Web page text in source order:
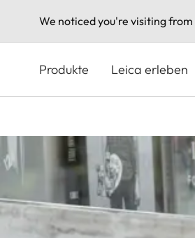
We noticed you're visiting from
Produkte Leica erleben